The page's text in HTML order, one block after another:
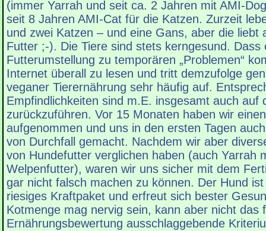
(immer Yarrah und seit ca. 2 Jahren mit AMI-
seit 8 Jahren AMI-Cat für die Katzen. Zurzeit
und zwei Katzen – und eine Gans, aber die liebt
Futter ;-). Die Tiere sind stets kerngesund. Dass
Futterumstellung zu temporären „Problemen“
Internet überall zu lesen und tritt demzufolge
veganer Tierernährung sehr häufig auf.
Empfindlichkeiten sind m.E. insgesamt auch auf
zurückzuführen. Vor 15 Monaten haben wir
aufgenommen und uns in den ersten Tagen
von Durchfall gemacht. Nachdem wir aber
von Hundefutter verglichen haben (auch Yarrah
Welpenfutter), waren wir uns sicher mit dem
gar nicht falsch machen zu können. Der Hund
riesiges Kraftpaket und erfreut sich bester
Kotmenge mag nervig sein, kann aber nicht das
Ernährungsbewertung ausschlaggebende